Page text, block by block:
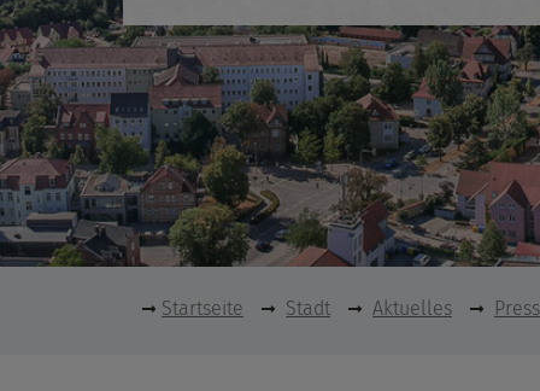
Startseite Stadt Aktuelles